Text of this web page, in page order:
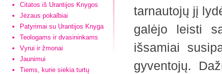
Citatos iš Urantijos Knygos
Jėzaus pokalbiai
Patyrimai su Urantijos Knyga
Teologams ir dvasininkams
Vyrui ir žmonai
Jaunimui
Tiems, kurie siekia turtų
tarnautojų jį
galėjo leisti
išsamiai
gyventojų.